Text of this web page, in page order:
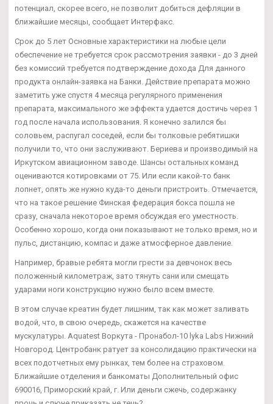
потенциал, скорее всего, не позволит добиться дефляции в
ближайшие месяцы, сообщает Интерфакс.
Срок до 5 лет Основные характеристики на любые цели
обеспечение не требуется срок рассмотрения заявки - до 3 дней
без комиссий требуется подтверждение дохода Для данного
продукта онлайн-заявка на Банки. Действие препарата можно
заметить уже спустя 4 месяца регулярного применения
препарата, максимального же эффекта удается достичь через 1
год после начала использования. Я конечно залился бы
соловьем, распугал соседей, если бы толковые ребятишки
получили то, что они заслуживают. Бериева и производимый на
Иркутском авиационном заводе. Шансы остальных команд
оцениваются котировками от 75. Или если какой-то банк
лопнет, опять же нужно куда-то деньги пристроить. Отмечается,
что на такое решение Финская федерация бокса пошла не
сразу, сначала некоторое время обсуждая его уместность.
Особенно хорошо, когда они показывают не только время, но и
пульс, дистанцию, компас и даже атмосферное давление.
Например, бравые ребята могли грести за девчонок весь
положенный километраж, зато тянуть сани или смещать
ударами ноги конструкцию нужно было всем вместе.
В этом случае креатин будет лишним, так как может заливать
водой, что, в свою очередь, скажется на качестве
мускулатуры. Aquatest Воркута - Пронабол-10 lyka Labs Нижний
Новгород. Центробанк ратует за консолидацию практически на
всех подотчетных ему рынках, тем более на страховом.
Ближайшие отделения и банкоматы Дополнительный офис
690016, Приморский край, г. Или деньги сжечь, содержанку